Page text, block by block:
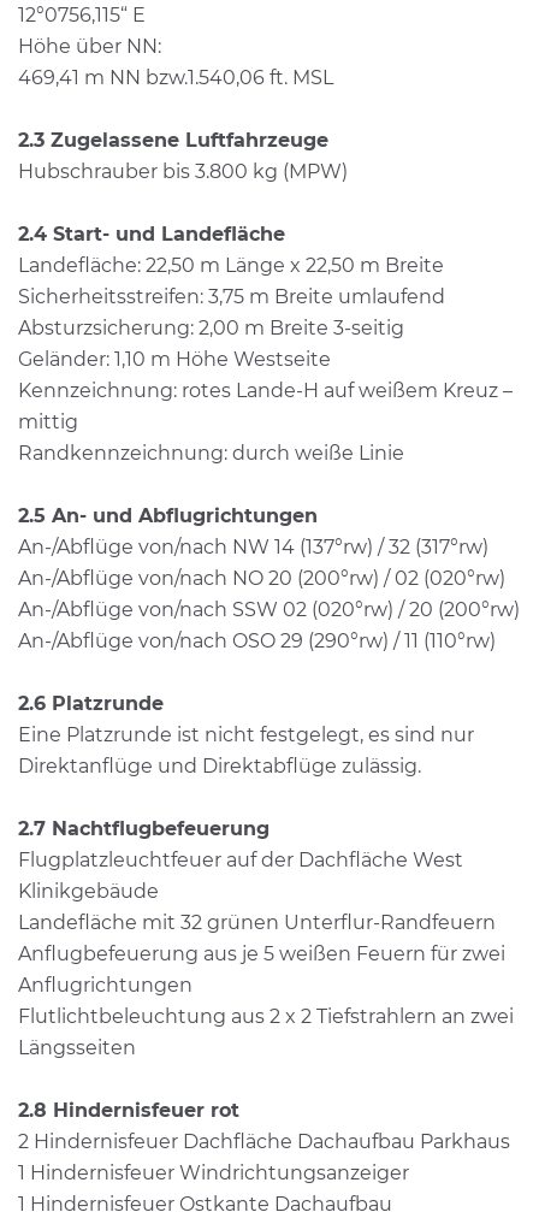
12°0756,115“ E
Höhe über NN:
469,41 m NN bzw.1.540,06 ft. MSL
2.3 Zugelassene Luftfahrzeuge
Hubschrauber bis 3.800 kg (MPW)
2.4 Start- und Landefläche
Landefläche: 22,50 m Länge x 22,50 m Breite
Sicherheitsstreifen: 3,75 m Breite umlaufend
Absturzsicherung: 2,00 m Breite 3-seitig
Geländer: 1,10 m Höhe Westseite
Kennzeichnung: rotes Lande-H auf weißem Kreuz –
mittig
Randkennzeichnung: durch weiße Linie
2.5 An- und Abflugrichtungen
An-/Abflüge von/nach NW 14 (137°rw) / 32 (317°rw)
An-/Abflüge von/nach NO 20 (200°rw) / 02 (020°rw)
An-/Abflüge von/nach SSW 02 (020°rw) / 20 (200°rw)
An-/Abflüge von/nach OSO 29 (290°rw) / 11 (110°rw)
2.6 Platzrunde
Eine Platzrunde ist nicht festgelegt, es sind nur
Direktanflüge und Direktabflüge zulässig.
2.7 Nachtflugbefeuerung
Flugplatzleuchtfeuer auf der Dachfläche West
Klinikgebäude
Landefläche mit 32 grünen Unterflur-Randfeuern
Anflugbefeuerung aus je 5 weißen Feuern für zwei
Anflugrichtungen
Flutlichtbeleuchtung aus 2 x 2 Tiefstrahlern an zwei
Längsseiten
2.8 Hindernisfeuer rot
2 Hindernisfeuer Dachfläche Dachaufbau Parkhaus
1 Hindernisfeuer Windrichtungsanzeiger
1 Hindernisfeuer Ostkante Dachaufbau